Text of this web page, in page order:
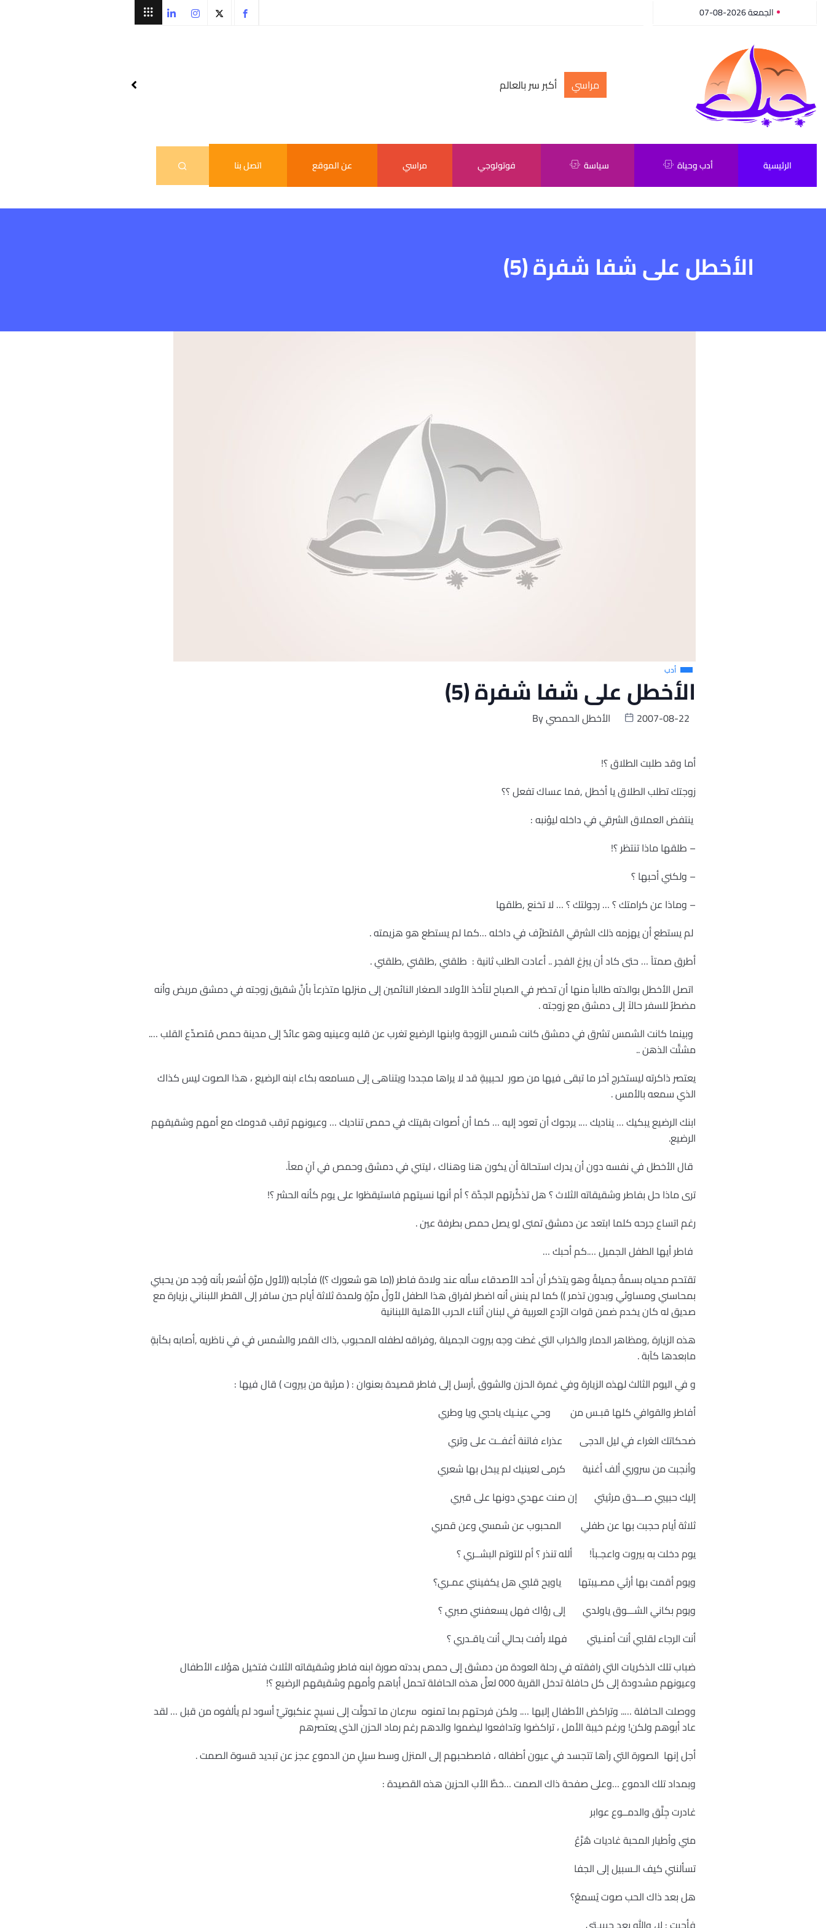
الجمعة 2026-08-07
مراسي أكبر سر بالعالم
الرئيسية أدب وحياة سياسة فوتولوجي مراسي عن الموقع اتصل بنا
الأخطل على شفا شفرة (5)
أدب
الأخطل على شفا شفرة (5)
Byالأخطل الحمصي 2007-08-22
أما وقد طلبت الطلاق ؟!
زوجتك تطلب الطلاق يا أخطل ,فما عساك تفعل ؟؟
ينتفض العملاق الشرقي في داخله ليؤنبه :
– طلقها ماذا تنتظر ؟!
– ولكني أحبها ؟
– وماذا عن كرامتك ؟ … رجولتك ؟ … لا تخنع ,طلقها
لم يستطع أن يهزمه ذلك الشرقي المُتطرِّف في داخله …كما لم يستطع هو هزيمته .
أطرق صمتاً … حتى كاد أن يبزغ الفجر .. أعادت الطلب ثانية : طلقني ,طلقني ,طلقني .
اتصل الأخطل بوالدته طالباً منها أن تحضر في الصباح لتأخذ الأولاد الصغار النائمين إلى منزلها متذرعاً بأنَّ شقيق زوجته في دمشق مريض وأنه
مضطرٌ للسفر حالاً إلى دمشق مع زوجته .
وبينما كانت الشمس تشرق في دمشق كانت شمس الزوجة وابنها الرضيع تغرب عن قلبه وعينيه وهو عائدٌ إلى مدينة حمص مُتصدِّع القلب ….
مشتَّت الذهن ..
يعتصر ذاكرته ليستخرج آخر ما تبقى فيها من صور لحبيبةٍ قد لا يراها مجددا ويتناهى إلى مسامعه بكاء ابنه الرضيع ، هذا الصوت ليس كذاك
الذي سمعه بالأمس .
ابنك الرضيع يبكيك … يناديك …. يرجوك أن تعود إليه … كما أن أصوات بقيتك في حمص تناديك … وعيونهم ترقب قدومك مع أمهم وشقيقهم
الرضيع.
قال الأخطل في نفسه دون أن يدرك استحالة أن يكون هنا وهناك ، ليتني في دمشق وحمص في آنٍ معاً.
ترى ماذا حل بفاطر وشقيقاته الثلاث ؟ هل تذكَّرتهم الجدَّة ؟ أم أنها نسيتهم فاستيقظوا على يوم كأنه الحشر ؟!
رغم اتساع جرحه كلما ابتعد عن دمشق تمنى لو يصل حمص بطرفة عين .
فاطر أيها الطفل الجميل ….كم أحبك …
تقتحم محياه بسمةٌ جميلةٌ وهو يتذكر أن أحد الأصدقاء سأله عند ولادة فاطر ((ما هو شعورك ؟)) فأجابه ((لأول مرَّةٍ أشعر بأنه وُجد من يحبني
بمحاسني ومساوئي وبدون تذمر )) كما لم ينسَ أنه اضطر لفراق هذا الطفل لأولِّ مرَّةٍ ولمدة ثلاثة أيام حين سافر إلى القطر اللبناني بزيارة مع
صديق له كان يخدم ضمن قوات الرّدع العربية في لبنان أثناء الحرب الأهلية اللبنانية
هذه الزيارة ,ومظاهر الدمار والخراب التي غطت وجه بيروت الجميلة ,وفراقه لطفله المحبوب ,ذاك القمر والشمس في في ناظريه ,أصابه بكآبةٍ
مابعدها كآبة .
و في اليوم الثالث لهذه الزيارة وفي غمرة الحزن والشوق ,أرسل إلى فاطر قصيدة بعنوان : ( مرثية من بيروت ) قال فيها :
أفاطر والقوافي كلها قبـس من وحي عينـيك ياحبي ويا وطري
ضحكاتك الغراء في ليل الدجى عذراء فاتنة أغفــت على وتري
وأنجبت من سروري ألف أغنية كرمى لعينيك لم يبخل بها شعري
إليك حبيبي صـــدق مرثيتي إن صنت عهدي دونها على قبري
ثلاثة أيام حجبت بها عن طفلي المحبوب عن شمسي وعن قمري
يوم دخلت به بيروت واعجـباً! ألله تنذر ؟ أم للتوتم البشــري ؟
ويوم أقمت بها أرثي مصـيبتها ياويح قلبي هل يكفينني عمـري؟
ويوم بكاني الشـــوق ياولدي إلى رؤاك فهل يسعفنني صبري ؟
أنت الرجاء لقلبي أنت أمنـيتي فهلا رأفت بحالي أنت ياقـدري ؟
ضباب تلك الذكريات التي رافقته في رحلة العودة من دمشق إلى حمص بددته صورة ابنه فاطر وشقيقاته الثلاث فتخيل هؤلاء الأطفال
وعيونهم مشدودة إلى كل حافلة تدخل القرية 000 لعلَّ هذه الحافلة تحمل أباهم وأمهم وشقيقهم الرضيع ؟!
ووصلت الحافلة ….. وتراكض الأطفال إليها …. ولكن فرحتهم بما تمنوه سرعان ما تحولَّت إلى نسيجٍ عنكبوتيٍّ أسود لم يألفوه من قبل … لقد
عاد أبوهم ولكن! ورغم خيبة الأمل ، تراكضوا وتدافعوا ليضموا والدهم رغم رماد الحزن الذي يعتصرهم
أجل إنها الصورة التي رآها تتجسد في عيون أطفاله ، فاصطحبهم إلى المنزل وسط سيلٍ من الدموع عجز عن تبديد قسوة الصمت .
وبمداد تلك الدموع …وعلى صفحة ذاك الصمت …خطَّ الأب الحزين هذه القصيدة :
غادرت جِلَّق والدمــوع عوابر
مني وأطيار المحبة غاديات هُرَّعُ
تسألنني كيف الـسبيل إلى الجفا
هل بعد ذاك الحب صوت يُسمعُ؟